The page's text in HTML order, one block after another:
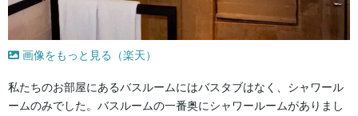
画像をもっと見る（楽天）
私たちのお部屋にあるバスルームにはバスタブはなく、シャワール
ームのみでした。バスルームの一番奥にシャワールームがありまし